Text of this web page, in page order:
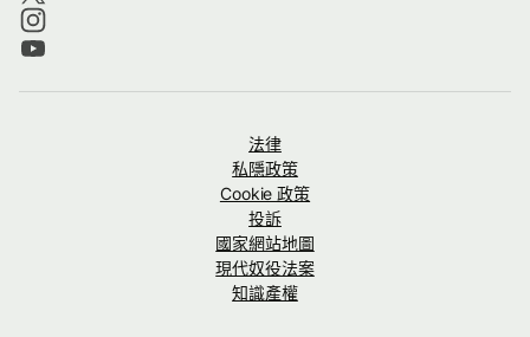
法律
私隱政策
Cookie 政策
投訴
國家網站地圖
現代奴役法案
知識產權